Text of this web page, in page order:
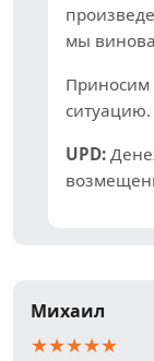
мы
Приносим
ситуацию.
UPD:
Михаил
★★★★★